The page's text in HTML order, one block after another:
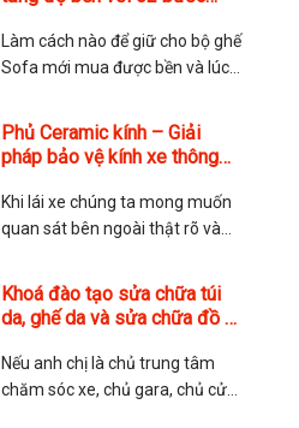
Clinic
Làm cách nào để giữ cho bộ ghế
Sofa mới mua được bền và lúc
rất nhiều quý anh chị khi tìm đến
với TMA Store. Các chăm sóc
ghế da có phức tạp không?
Thực tế thì rất đơn giản nhưng
Phủ Ceramic kính – Giải
pháp bảo vệ kính xe thông
Khi lái xe chúng ta mong muốn
quan sát bên ngoài thật rõ và
quyết định bởi lớp kính của xe,
nếu kính ố mờ, dễ bị xước thì
không chỉ ảnh hưởng đến độ
thẩm mỹ mà còn cả tính an toàn
của
Khoá đào tạo sửa chữa túi
da, ghế da và sửa chữa đồ da
Nếu anh chị là chủ trung tâm
chăm sóc xe, chủ gara, chủ cửa